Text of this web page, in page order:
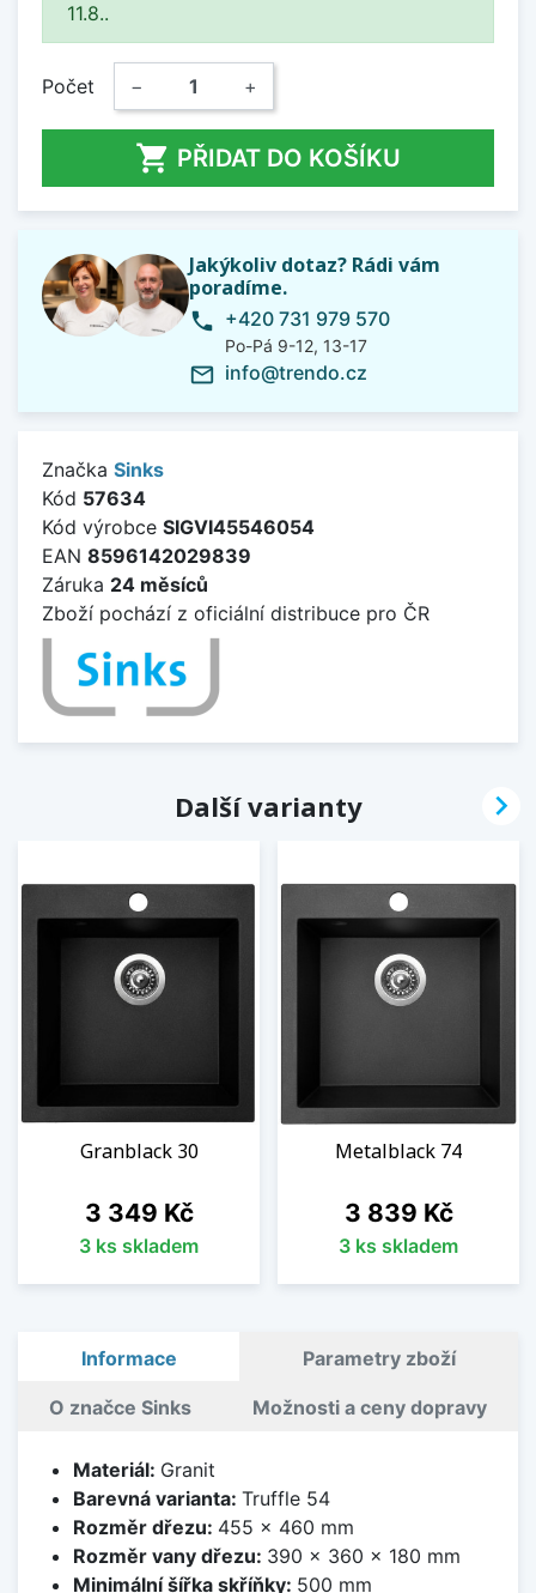
11.8..
Počet − +
 PŘIDAT DO KOŠÍKU
Jakýkoliv dotaz? Rádi vám
poradíme.
phone +420 731 979 570
Po-Pá 9-12, 13-17
mail_outline info@trendo.cz
Značka Sinks
Kód 57634
Kód výrobce SIGVI45546054
EAN 8596142029839
Záruka 24 měsíců
Zboží pochází z oficiální distribuce pro ČR
Další varianty
Granblack 30
Cena
3 349 Kč
3 ks skladem
Metalblack 74
Cena
3 839 Kč
3 ks skladem

Informace Parametry zboží
O značce Sinks Možnosti a ceny dopravy
Materiál: Granit
Barevná varianta: Truffle 54
Rozměr dřezu: 455 x 460 mm
Rozměr vany dřezu: 390 x 360 x 180 mm
Minimální šířka skříňky: 500 mm